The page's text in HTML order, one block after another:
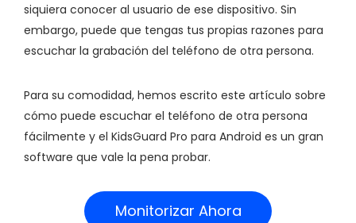
siquiera conocer al usuario de ese dispositivo. Sin
embargo, puede que tengas tus propias razones para
escuchar la grabación del teléfono de otra persona.
Para su comodidad, hemos escrito este artículo sobre
cómo puede escuchar el teléfono de otra persona
fácilmente y el KidsGuard Pro para Android es un gran
software que vale la pena probar.
Monitorizar Ahora